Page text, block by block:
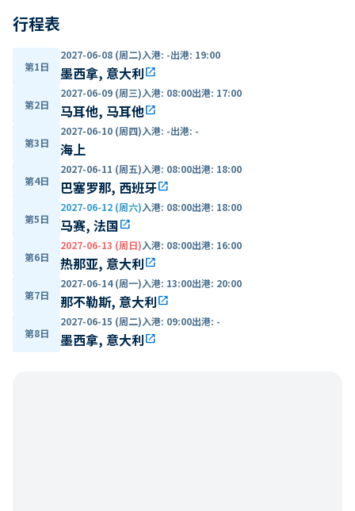
行程表
第1日
2027-06-08 (周二)入港: -出港: 19:00
墨西拿, 意大利open_in_new
第2日
2027-06-09 (周三)入港: 08:00出港: 17:00
马耳他, 马耳他open_in_new
第3日
2027-06-10 (周四)入港: -出港: -
海上
第4日
2027-06-11 (周五)入港: 08:00出港: 18:00
巴塞罗那, 西班牙open_in_new
第5日
2027-06-12 (周六)入港: 08:00出港: 18:00
马赛, 法国open_in_new
第6日
2027-06-13 (周日)入港: 08:00出港: 16:00
热那亚, 意大利open_in_new
第7日
2027-06-14 (周一)入港: 13:00出港: 20:00
那不勒斯, 意大利open_in_new
第8日
2027-06-15 (周二)入港: 09:00出港: -
墨西拿, 意大利open_in_new